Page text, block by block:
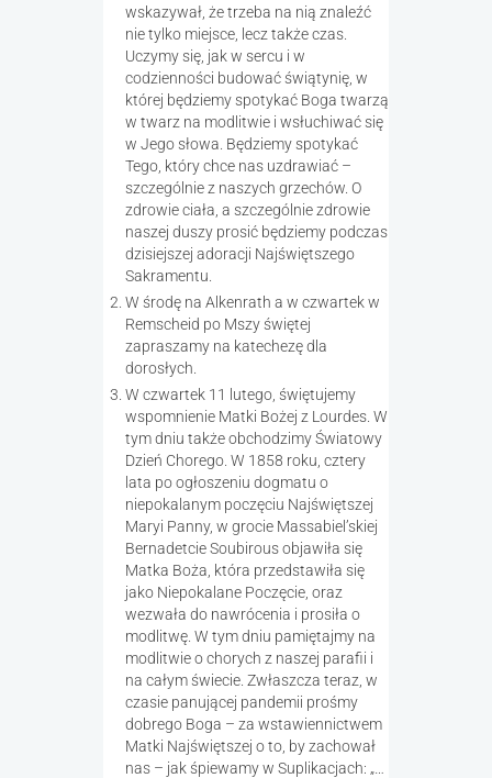
wskazywał, że trzeba na nią znaleźć
nie tylko miejsce, lecz także czas.
Uczymy się, jak w sercu i w
codzienności budować świątynię, w
której będziemy spotykać Boga twarzą
w twarz na modlitwie i wsłuchiwać się
w Jego słowa. Będziemy spotykać
Tego, który chce nas uzdrawiać –
szczególnie z naszych grzechów. O
zdrowie ciała, a szczególnie zdrowie
naszej duszy prosić będziemy podczas
dzisiejszej adoracji Najświętszego
Sakramentu.
W środę na Alkenrath a w czwartek w
Remscheid po Mszy świętej
zapraszamy na katechezę dla
dorosłych.
W czwartek 11 lutego, świętujemy
wspomnienie Matki Bożej z Lourdes. W
tym dniu także obchodzimy Światowy
Dzień Chorego. W 1858 roku, cztery
lata po ogłoszeniu dogmatu o
niepokalanym poczęciu Najświętszej
Maryi Panny, w grocie Massabiel’skiej
Bernadetcie Soubirous objawiła się
Matka Boża, która przedstawiła się
jako Niepokalane Poczęcie, oraz
wezwała do nawrócenia i prosiła o
modlitwę. W tym dniu pamiętajmy na
modlitwie o chorych z naszej parafii i
na całym świecie. Zwłaszcza teraz, w
czasie panującej pandemii prośmy
dobrego Boga – za wstawiennictwem
Matki Najświętszej o to, by zachował
nas – jak śpiewamy w Suplikacjach: „…